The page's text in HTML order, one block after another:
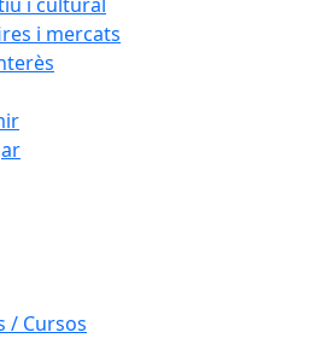
i mercats
/ Cursos